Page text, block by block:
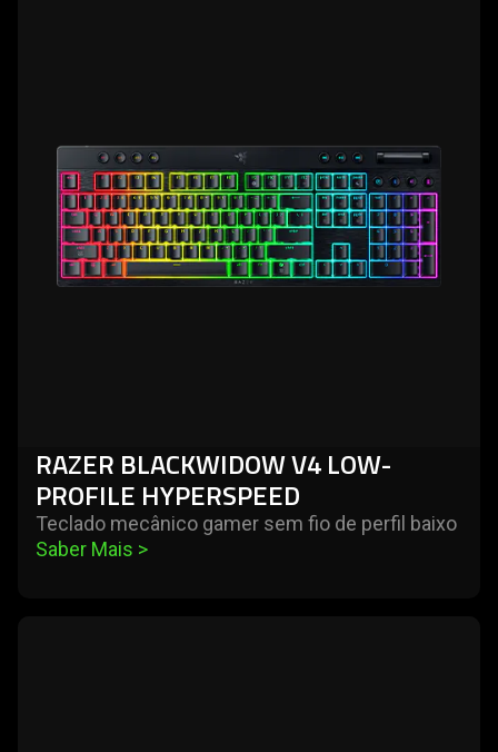
profile
hyperspeed
RAZER BLACKWIDOW V4 LOW-
PROFILE HYPERSPEED
Teclado mecânico gamer sem fio de perfil baixo
Saber Mais >